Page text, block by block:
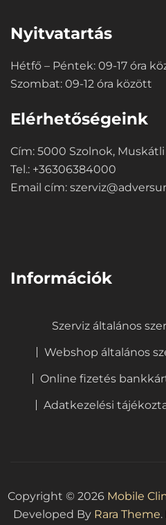
Nyitvatartás
Hétfő – Péntek: 09-17 óra
Szombat: 09-12 óra között
Elérhetőségeink
Cím: 5000 Szolnok, Muskátli
Tel.: +36306384000
Email cím:
Információk
Szerviz általános
Webshop általános
Online fizetés
Adatkezelési
Copyright © 2026 Mobile
Developed By Rara Theme